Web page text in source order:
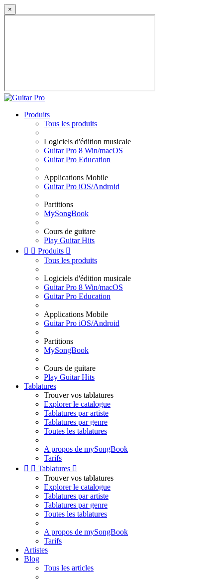
×
Produits
Tous les produits
Logiciels d'édition musicale
Guitar Pro 8 Win/macOS
Guitar Pro Education
Applications Mobile
Guitar Pro iOS/Android
Partitions
MySongBook
Cours de guitare
Play Guitar Hits
  Produits 
Tous les produits
Logiciels d'édition musicale
Guitar Pro 8 Win/macOS
Guitar Pro Education
Applications Mobile
Guitar Pro iOS/Android
Partitions
MySongBook
Cours de guitare
Play Guitar Hits
Tablatures
Trouver vos tablatures
Explorer le catalogue
Tablatures par artiste
Tablatures par genre
Toutes les tablatures
A propos de mySongBook
Tarifs
  Tablatures 
Trouver vos tablatures
Explorer le catalogue
Tablatures par artiste
Tablatures par genre
Toutes les tablatures
A propos de mySongBook
Tarifs
Artistes
Blog
Tous les articles